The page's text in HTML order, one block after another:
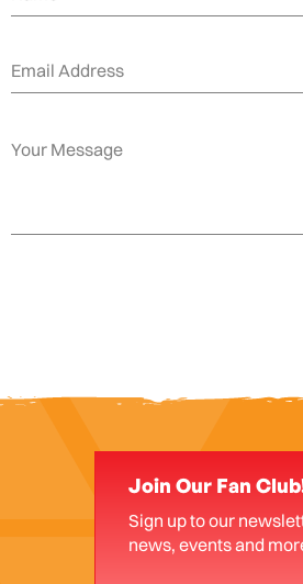
Join Our Fan
Sign up to our
news, events and